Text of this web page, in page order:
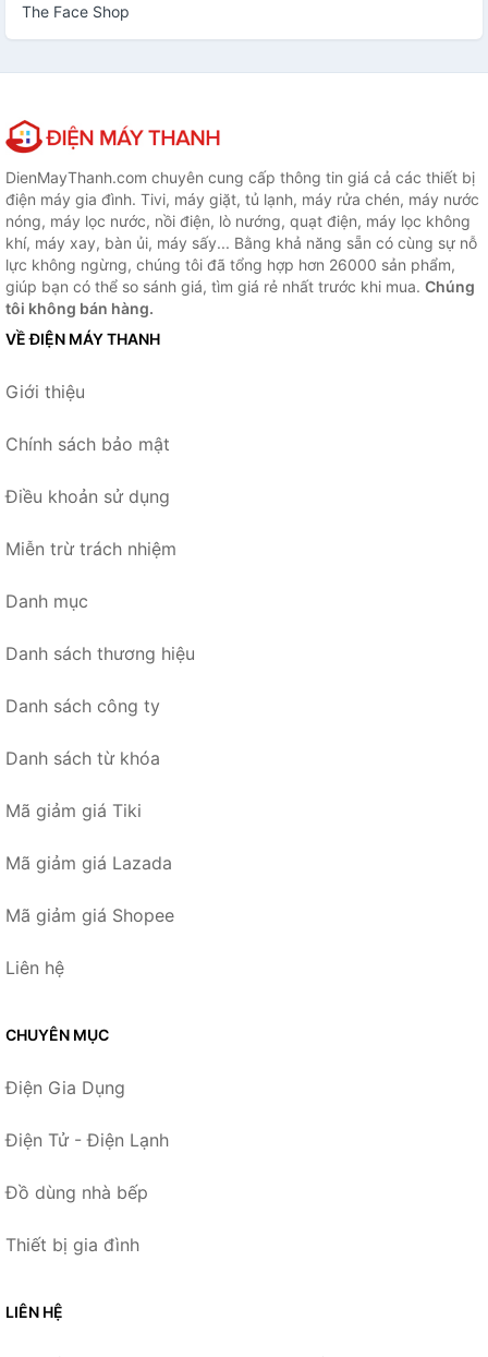
The Face Shop
DienMayThanh.com chuyên cung cấp thông tin giá cả các thiết bị
điện máy gia đình. Tivi, máy giặt, tủ lạnh, máy rửa chén, máy nước
nóng, máy lọc nước, nồi điện, lò nướng, quạt điện, máy lọc không
khí, máy xay, bàn ủi, máy sấy... Bằng khả năng sẵn có cùng sự nỗ
lực không ngừng, chúng tôi đã tổng hợp hơn 26000 sản phẩm,
giúp bạn có thể so sánh giá, tìm giá rẻ nhất trước khi mua. Chúng
tôi không bán hàng.
VỀ ĐIỆN MÁY THANH
Giới thiệu
Chính sách bảo mật
Điều khoản sử dụng
Miễn trừ trách nhiệm
Danh mục
Danh sách thương hiệu
Danh sách công ty
Danh sách từ khóa
Mã giảm giá Tiki
Mã giảm giá Lazada
Mã giảm giá Shopee
Liên hệ
CHUYÊN MỤC
Điện Gia Dụng
Điện Tử - Điện Lạnh
Đồ dùng nhà bếp
Thiết bị gia đình
LIÊN HỆ